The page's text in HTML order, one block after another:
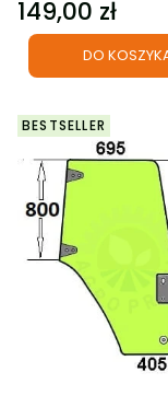
Cena
149,00 zł
DO
BESTSELLER